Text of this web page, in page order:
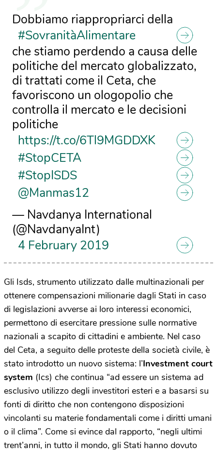
Dobbiamo riappropriarci della
#SovranitàAlimentare
che stiamo perdendo a causa delle
politiche del mercato globalizzato,
di trattati come il Ceta, che
favoriscono un ologopolio che
controlla il mercato e le decisioni
politiche
https://t.co/6Tl9MGDDXK
#StopCETA
#StopISDS
@Manmas12
— Navdanya International
(@NavdanyaInt)
4 February 2019
Gli Isds, strumento utilizzato dalle multinazionali per
ottenere compensazioni milionarie dagli Stati in caso
di legislazioni avverse ai loro interessi economici,
permettono di esercitare pressione sulle normative
nazionali a scapito di cittadini e ambiente. Nel caso
del Ceta, a seguito delle proteste della società civile, è
stato introdotto un nuovo sistema: l’Investment court
system (Ics) che continua “ad essere un sistema ad
esclusivo utilizzo degli investitori esteri e a basarsi su
fonti di diritto che non contengono disposizioni
vincolanti su materie fondamentali come i diritti umani
o il clima”. Come si evince dal rapporto, “negli ultimi
trent’anni, in tutto il mondo, gli Stati hanno dovuto